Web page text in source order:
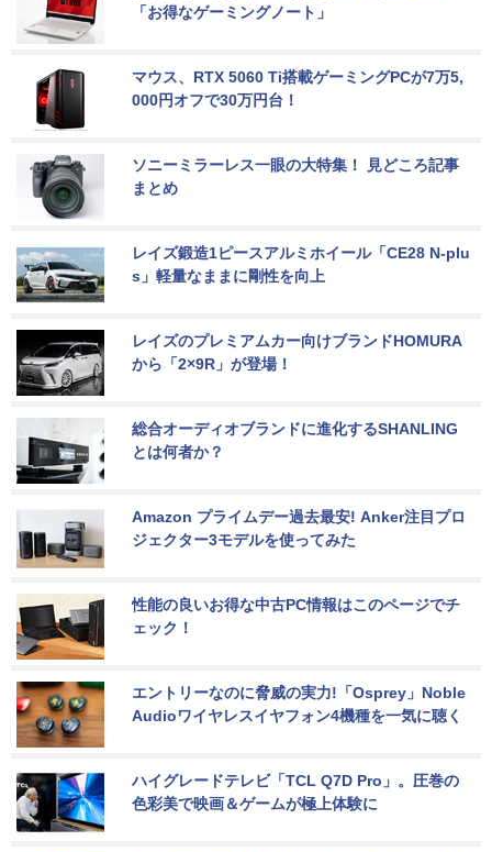
「お得なゲーミングノート」
マウス、RTX 5060 Ti搭載ゲーミングPCが7万5,
000円オフで30万円台！
ソニーミラーレス一眼の大特集！ 見どころ記事
まとめ
レイズ鍛造1ピースアルミホイール「CE28 N-plu
s」軽量なままに剛性を向上
レイズのプレミアムカー向けブランドHOMURA
から「2×9R」が登場！
総合オーディオブランドに進化するSHANLING
とは何者か？
Amazon プライムデー過去最安! Anker注目プロ
ジェクター3モデルを使ってみた
性能の良いお得な中古PC情報はこのページでチ
ェック！
エントリーなのに脅威の実力!「Osprey」Noble
Audioワイヤレスイヤフォン4機種を一気に聴く
ハイグレードテレビ「TCL Q7D Pro」。圧巻の
色彩美で映画＆ゲームが極上体験に